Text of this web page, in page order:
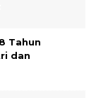
Tahun
dan